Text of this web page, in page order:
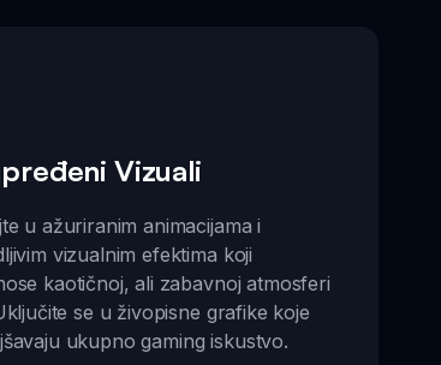
Vizuali
u ažuriranim animacijama i
vizualnim efektima koji
kaotičnoj, ali zabavnoj atmosferi
se u živopisne grafike koje
ukupno gaming iskustvo.